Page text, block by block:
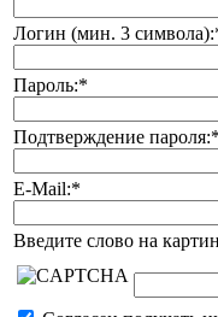
Логин (мин. 3 символа):
Пароль:*
Подтверждение пароля:*
E-Mail:*
Введите слово на